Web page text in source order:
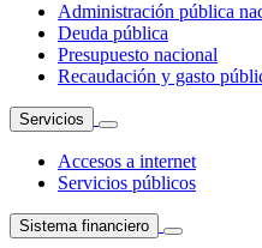
Administración pública
Deuda pública
Presupuesto nacional
Recaudación y gasto
Servicios
Accesos a internet
Servicios públicos
Sistema financiero